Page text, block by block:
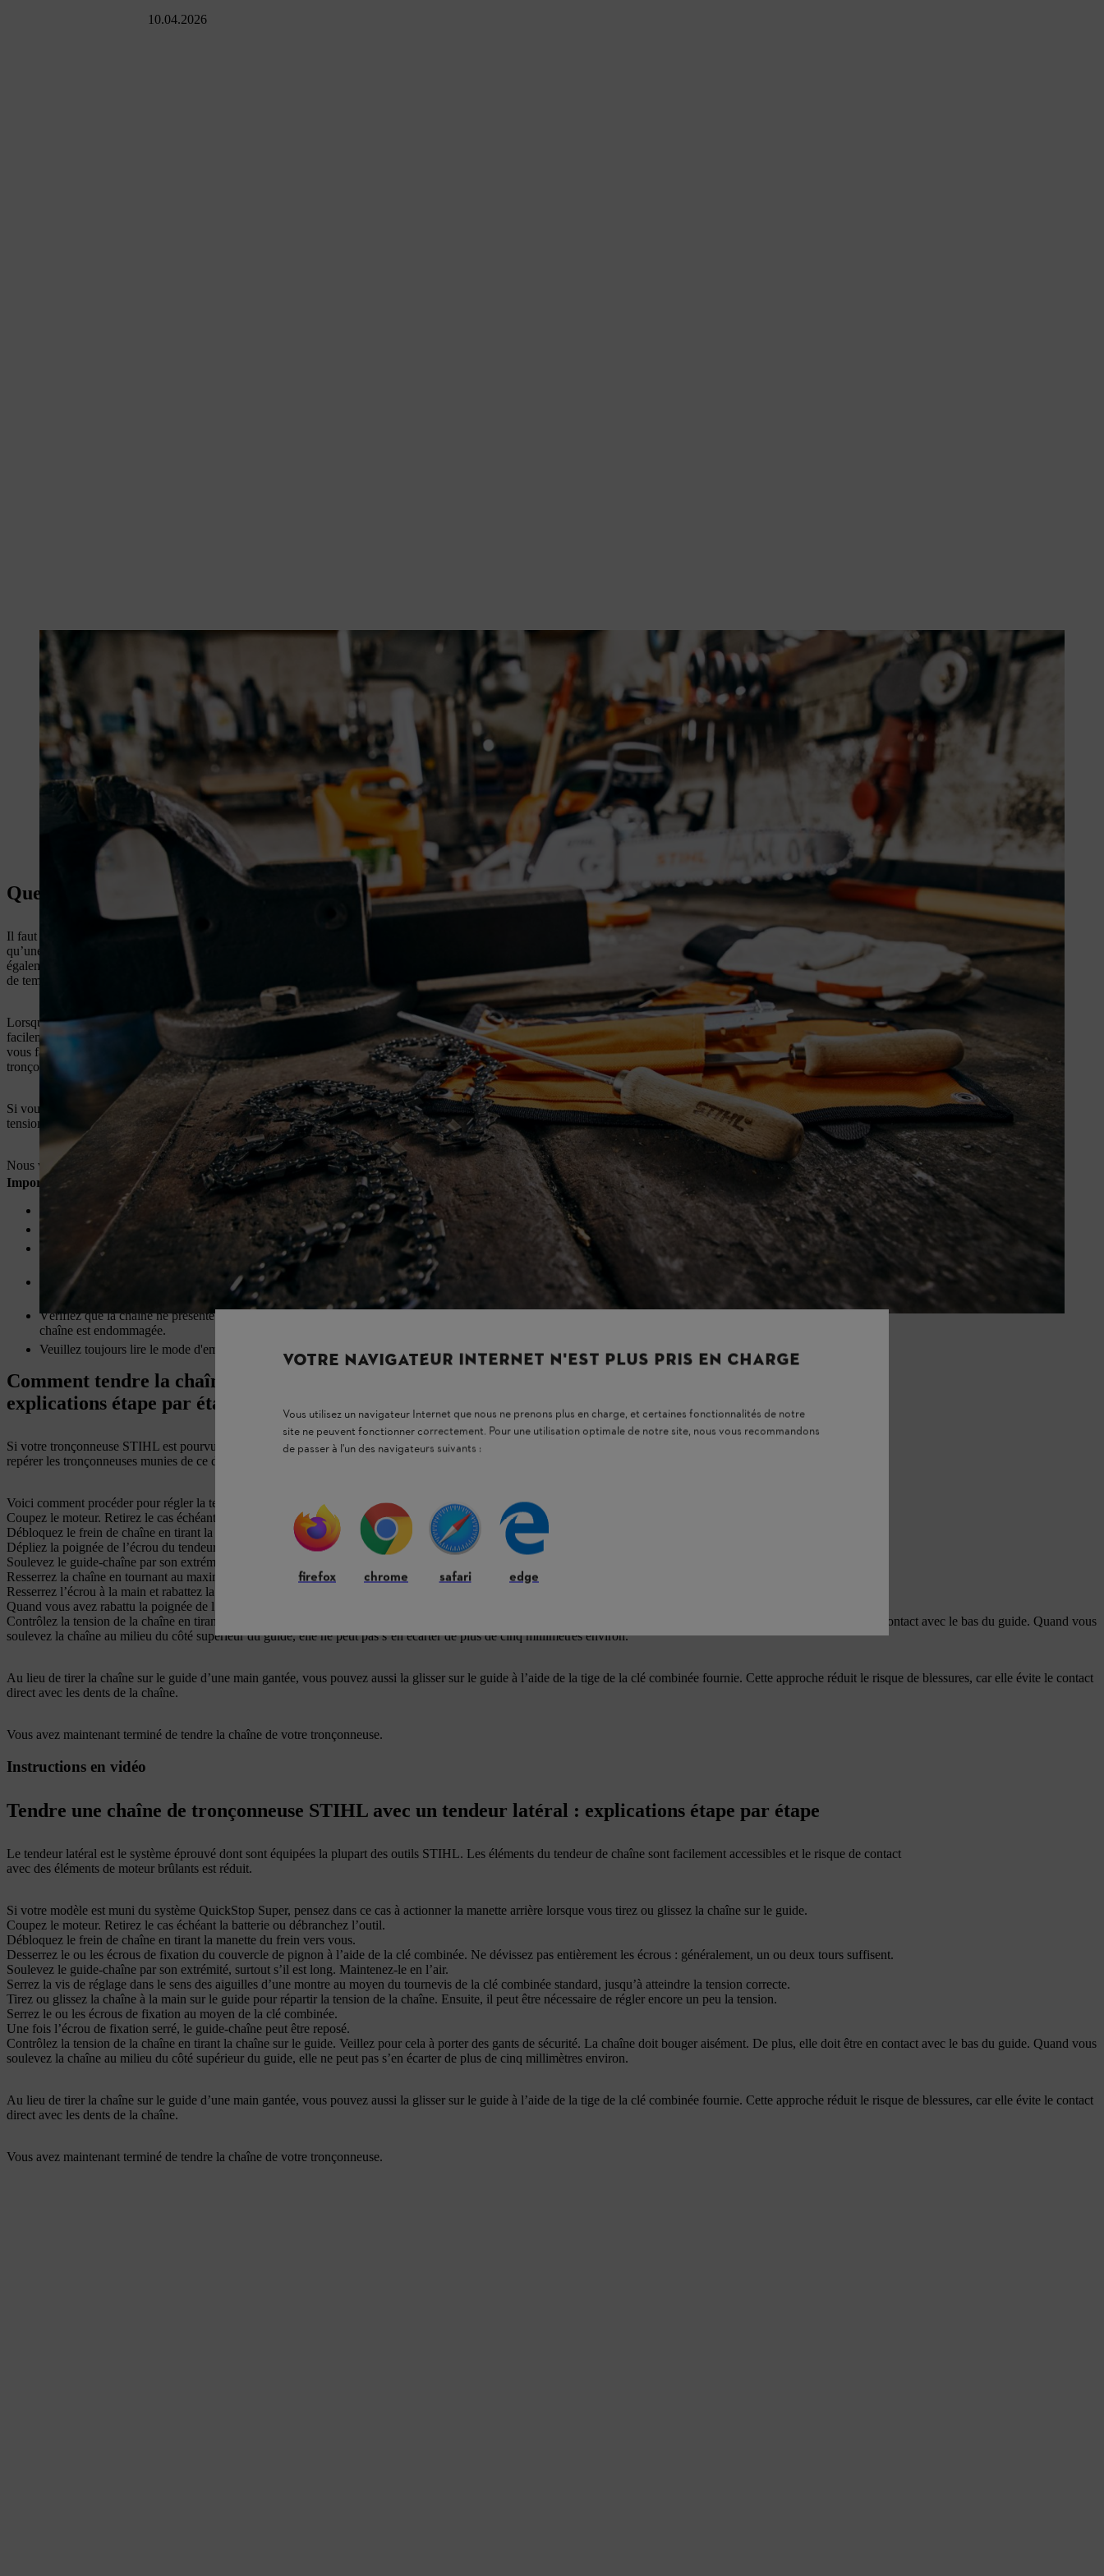
10.04.2026
Quels sont les signes MONTRAnt qu'il faut tendre la chaîne d’une tronçonneuse STIHL ?
Il faut tendre la chaîne de votre tronçonneuse régulièrement, car c’est cette partie de la tronçonneuse qui encaisse la plus grosse charge lors de son utilisation. Chaque fois
qu’une dent s’enfonce dans le bois, la chaîne subit un pic de charge en termes d’impact et de friction. L’accumulation de l’abrasion, de la poussière et de la sciure peuvent
également entraîner l’usure mécanique du pignon, de la chaîne et de ses autres parties. Par conséquent, il n’est pas surprenant de devoir tendre la chaîne de votre tronçonneuse
de temps à autre.
Lorsque la chaîne n’est plus en contact avec le bas du guide-chaîne, c’est le signe qu’il est temps d’ajuster sa tension. Une chaîne correctement tendue peut néanmoins
facilement être tirée à la main sur le guide-chaîne lorsque le frein de chaîne est débloqué. Si vous avez une tronçonneuse STIHL munie du frein de chaîne Quickstop Super, il
vous faut aussi actionner la manette de frein sur le bas de la poignée pour relâcher le frein de la chaîne. Veuillez noter que lors d’une utilisation normale, la chaîne de
tronçonneuse chauffe et se détend. La tension d’une chaîne de tronçonneuse doit alors être ajustée si elle s’est détendue à cause de la chaleur.
Si vous avez tendu la chaîne de la tronçonneuse à température de fonctionnement, n’oubliez pas de relâcher un peu la chaîne (réduire la tension) dès qu’elle est refroidie. Une
tension trop élevée peut induire encore plus de charge sur certaines parties de la chaîne et entraîner des dégâts.
Nous vous recommandons de contrôler la tension de la chaîne avant toute utilisation.
Important : pensez à votre sécurité lorsque vous contrôlez, réglez et tendez de la chaîne de tronçonneuse.
Ne contrôlez et ne réglez jamais la tension d’une chaîne de tronçonneuse pendant que le moteur tourne.
Portez des gants de protection appropriés.
Vous risquez de vous brûler au contact d’éléments chauds du moteur ou du silencieux si vous contrôlez ou réglez la tension de la chaîne alors qu’elle est encore à
température de fonctionnement.
En cas de tronçonneuse à batterie ou électrique, l’appareil doit en tout cas être mis hors tension (batterie retirée, prise débranchée) avant de tendre la chaîne de votre
tronçonneuse.
Vérifiez que la chaîne ne présente pas de signes d’usure ou de dommages mécaniques (déchirures, fissures, déformations) et n’utilisez pas une tronçonneuse dont la
chaîne est endommagée.
Veuillez toujours lire le mode d'emploi de votre appareil. En outre, votre
Comment tendre la chaîne d’une tronçonneuse STIHL avec le tendeur de chaîne rapide : toutes nos
explications étape par étape.
Si votre tronçonneuse STIHL est pourvue d’un tendeur de chaîne rapide, vous pourrez tendre la chaîne de votre tronçonneuse vite, bien et confortablement. Vous pouvez
repérer les tronçonneuses munies de ce dispositif grâce à la lettre B dans le nom du modèle, par exemple MS 181 C-BE.
Voici comment procéder pour régler la tension de la chaîne d’une tronçonneuse STIHL:
Coupez le moteur. Retirez le cas échéant la batterie ou débranchez l’outil.
Débloquez le frein de chaîne en tirant la manette du frein vers vous.
Dépliez la poignée de l’écrou du tendeur rapide, puis desserrez-le sans le retirer (il suffit en général d’un tour).
Soulevez le guide-chaîne par son extrémité, surtout s’il est long. Maintenez-le en l’air.
Resserrez la chaîne en tournant au maximum la molette de réglage dans le sens des aiguilles d’une montre.
Resserrez l’écrou à la main et rabattez la poignée.
Quand vous avez rabattu la poignée de l’écrou, vous pouvez reposer le guide-chaîne.
Contrôlez la tension de la chaîne en tirant la chaîne sur le guide. Veillez pour cela à porter des gants de sécurité. La chaîne doit bouger aisément. De plus, elle doit être en contact avec le bas du guide. Quand vous
soulevez la chaîne au milieu du côté supérieur du guide, elle ne peut pas s’en écarter de plus de cinq millimètres environ.
Au lieu de tirer la chaîne sur le guide d’une main gantée, vous pouvez aussi la glisser sur le guide à l’aide de la tige de la clé combinée fournie. Cette approche réduit le risque de blessures, car elle évite le contact
direct avec les dents de la chaîne.
Vous avez maintenant terminé de tendre la chaîne de votre tronçonneuse.
Instructions en vidéo
Tendre une chaîne de tronçonneuse STIHL avec un tendeur latéral : explications étape par étape
Le tendeur latéral est le système éprouvé dont sont équipées la plupart des outils STIHL. Les éléments du tendeur de chaîne sont facilement accessibles et le risque de contact
avec des éléments de moteur brûlants est réduit.
Si votre modèle est muni du système QuickStop Super, pensez dans ce cas à actionner la manette arrière lorsque vous tirez ou glissez la chaîne sur le guide.
Coupez le moteur. Retirez le cas échéant la batterie ou débranchez l’outil.
Débloquez le frein de chaîne en tirant la manette du frein vers vous.
Desserrez le ou les écrous de fixation du couvercle de pignon à l’aide de la clé combinée. Ne dévissez pas entièrement les écrous : généralement, un ou deux tours suffisent.
Soulevez le guide-chaîne par son extrémité, surtout s’il est long. Maintenez-le en l’air.
Serrez la vis de réglage dans le sens des aiguilles d’une montre au moyen du tournevis de la clé combinée standard, jusqu’à atteindre la tension correcte.
Tirez ou glissez la chaîne à la main sur le guide pour répartir la tension de la chaîne. Ensuite, il peut être nécessaire de régler encore un peu la tension.
Serrez le ou les écrous de fixation au moyen de la clé combinée.
Une fois l’écrou de fixation serré, le guide-chaîne peut être reposé.
Contrôlez la tension de la chaîne en tirant la chaîne sur le guide. Veillez pour cela à porter des gants de sécurité. La chaîne doit bouger aisément. De plus, elle doit être en contact avec le bas du guide. Quand vous
soulevez la chaîne au milieu du côté supérieur du guide, elle ne peut pas s’en écarter de plus de cinq millimètres environ.
Au lieu de tirer la chaîne sur le guide d’une main gantée, vous pouvez aussi la glisser sur le guide à l’aide de la tige de la clé combinée fournie. Cette approche réduit le risque de blessures, car elle évite le contact
direct avec les dents de la chaîne.
Vous avez maintenant terminé de tendre la chaîne de votre tronçonneuse.
VOTRE NAVIGATEUR INTERNET N'EST PLUS PRIS EN CHARGE
Vous utilisez un navigateur Internet que nous ne prenons plus en charge, et certaines fonctionnalités de notre
site ne peuvent fonctionner correctement. Pour une utilisation optimale de notre site, nous vous recommandons
de passer à l'un des navigateurs suivants :
firefox chrome safari edge